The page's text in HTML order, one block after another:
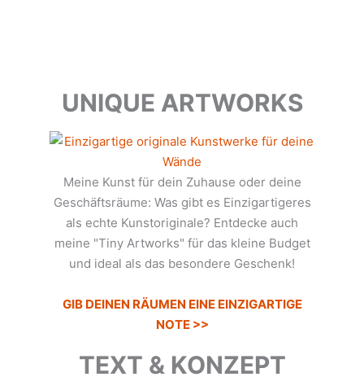
UNIQUE ARTWORKS
Meine Kunst für dein Zuhause oder deine
Geschäftsräume: Was gibt es Einzigartigeres
als echte Kunstoriginale? Entdecke auch
meine "Tiny Artworks" für das kleine Budget
und ideal als das besondere Geschenk!
GIB DEINEN RÄUMEN EINE EINZIGARTIGE
NOTE >>
TEXT & KONZEPT